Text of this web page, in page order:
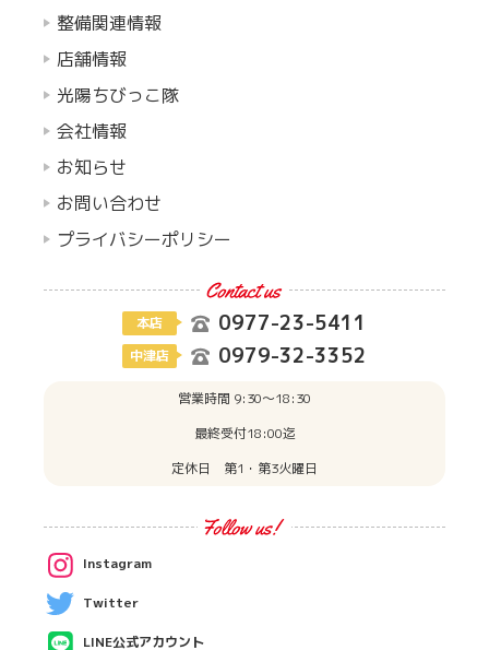
整備関連情報
店舗情報
光陽ちびっこ隊
会社情報
お知らせ
お問い合わせ
プライバシーポリシー
本店 0977-23-5411
中津店 0979-32-3352
営業時間 9:30〜18:30
最終受付18:00迄
定休日 第1・第3火曜日
Instagram
Twitter
LINE公式アカウント